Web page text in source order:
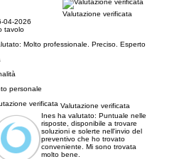
Valutazione verificata
04-2026
tavolo
Molto professionale. Preciso. Esperto
personale
Valutazione verificata
Ines ha valutato: Puntuale nelle
risposte, disponibile a trovare
soluzioni e solerte nell'invio del
preventivo che ho trovato
conveniente. Mi sono trovata
molto bene.